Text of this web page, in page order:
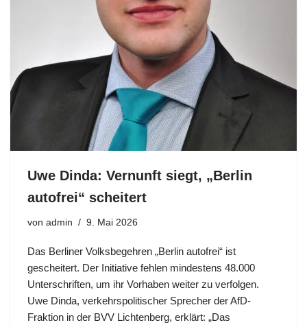
Uwe Dinda: Vernunft siegt, „Berlin
autofrei“ scheitert
von admin 9. Mai 2026
Das Berliner Volksbegehren „Berlin autofrei“ ist
gescheitert. Der Initiative fehlen mindestens 48.000
Unterschriften, um ihr Vorhaben weiter zu verfolgen.
Uwe Dinda, verkehrspolitischer Sprecher der AfD-
Fraktion in der BVV Lichtenberg, erklärt: „Das